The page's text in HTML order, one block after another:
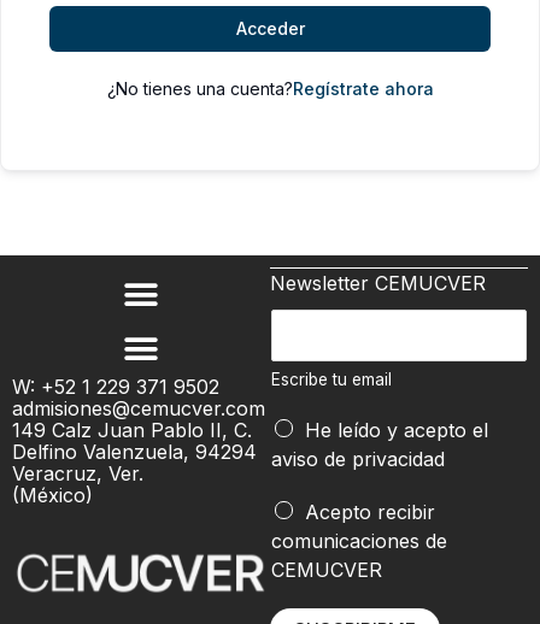
Acceder
¿No tienes una cuenta?Regístrate ahora
W: +52 1 229 371 9502
admisiones@cemucver.com
149 Calz Juan Pablo II, C.
Delfino Valenzuela, 94294
Veracruz, Ver.
(México)
Newsletter CEMUCVER
c
i
b
e
u
e
m
Escribe tu email
E
r
i
b
He leído y acepto el
aviso de privacidad
Acepto recibir
comunicaciones de
CEMUCVER